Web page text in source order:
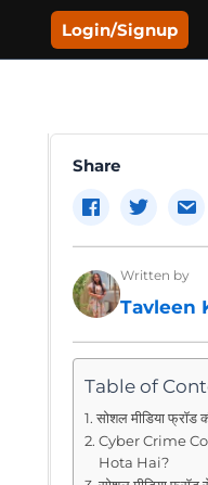
Login/Signup
Share
Written by
Tavleen
Table of
सोशल मीडिया
Cyber Crime
Hota Hai?